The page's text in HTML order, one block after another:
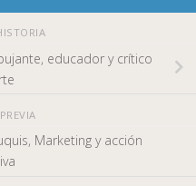
educador y crítico
Marketing y acción